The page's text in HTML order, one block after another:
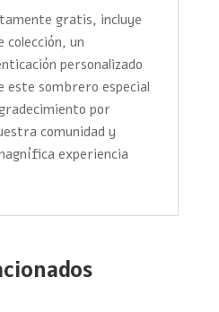
gratis, incluye
colección, un
personalizado
este sombrero especial
por
comunidad y
experiencia